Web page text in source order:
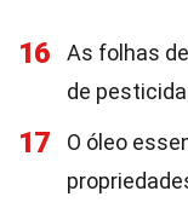
16
As folhas
de
17
O óleo